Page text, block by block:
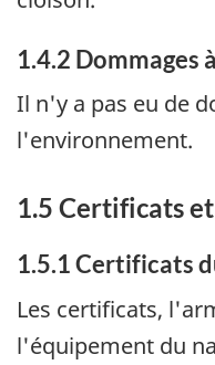
1.4.2 Dommages
Il n'y a pas eu de
l'environnement.
1.5 Certificats
1.5.1 Certificats
Les certificats,
l'équipement du